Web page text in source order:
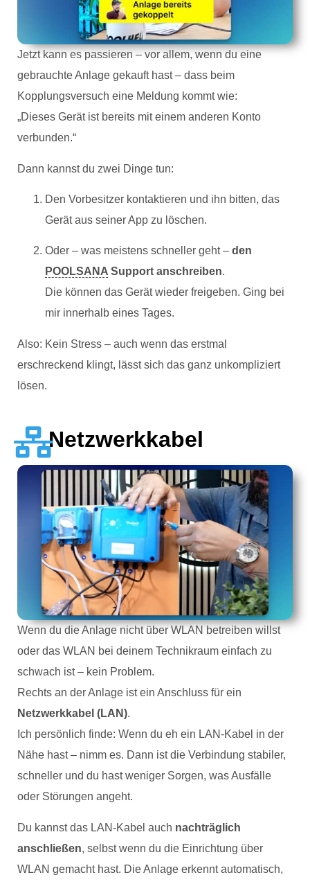
Jetzt kann es passieren – vor allem, wenn du eine
gebrauchte Anlage gekauft hast – dass beim
Kopplungsversuch eine Meldung kommt wie:
„Dieses Gerät ist bereits mit einem anderen Konto
verbunden.“
Dann kannst du zwei Dinge tun:
Den Vorbesitzer kontaktieren und ihn bitten, das
Gerät aus seiner App zu löschen.
Oder – was meistens schneller geht – den
POOLSANA Support anschreiben.
Die können das Gerät wieder freigeben. Ging bei
mir innerhalb eines Tages.
Also: Kein Stress – auch wenn das erstmal
erschreckend klingt, lässt sich das ganz unkompliziert
lösen.
Netzwerkkabel
Wenn du die Anlage nicht über WLAN betreiben willst
oder das WLAN bei deinem Technikraum einfach zu
schwach ist – kein Problem.
Rechts an der Anlage ist ein Anschluss für ein
Netzwerkkabel (LAN).
Ich persönlich finde: Wenn du eh ein LAN-Kabel in der
Nähe hast – nimm es. Dann ist die Verbindung stabiler,
schneller und du hast weniger Sorgen, was Ausfälle
oder Störungen angeht.
Du kannst das LAN-Kabel auch nachträglich
anschließen, selbst wenn du die Einrichtung über
WLAN gemacht hast. Die Anlage erkennt automatisch,